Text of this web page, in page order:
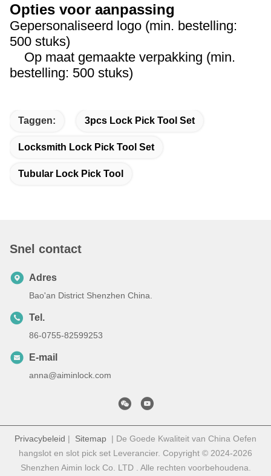
Opties voor aanpassing
Gepersonaliseerd logo (min. bestelling:
500 stuks)
Op maat gemaakte verpakking (min.
bestelling: 500 stuks)
Taggen: 3pcs Lock Pick Tool Set
Locksmith Lock Pick Tool Set
Tubular Lock Pick Tool
Snel contact
Adres
Bao'an District Shenzhen China.
Tel.
86-0755-82599253
E-mail
anna@aiminlock.com
Privacybeleid | Sitemap | De Goede Kwaliteit van China Oefen
hangslot en slot pick set Leverancier. Copyright © 2024-2026
Shenzhen Aimin lock Co. LTD . Alle rechten voorbehoudena.